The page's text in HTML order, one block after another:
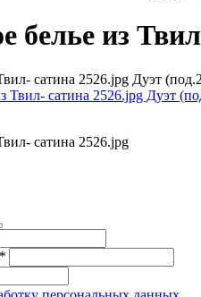
белье из
сатина 2526.jpg Дуэт
сатина 2526.jpg
*